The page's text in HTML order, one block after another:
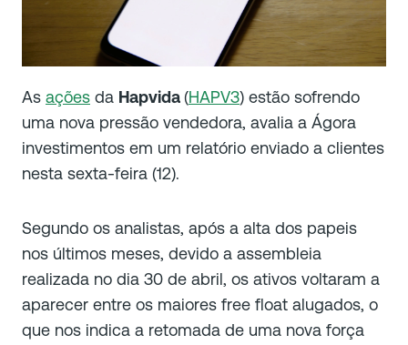
As ações da Hapvida(HAPV3) estão sofrendo
uma nova pressão vendedora, avalia a Ágora
investimentos em um relatório enviado a clientes
nesta sexta-feira (12).
Segundo os analistas, após a alta dos papeis
nos últimos meses, devido a assembleia
realizada no dia 30 de abril, os ativos voltaram a
aparecer entre os maiores free float alugados, o
que nos indica a retomada de uma nova força